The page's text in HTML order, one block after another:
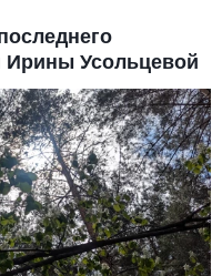
Ирины Усольцевой